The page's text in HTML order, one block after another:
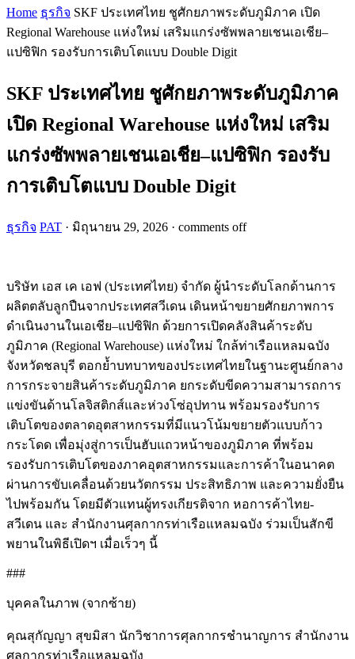
Home ธุรกิจ SKF ประเทศไทย ชูศักยภาพระดับภูมิภาค เปิด
Regional Warehouse แห่งใหม่ เสริมแกร่งซัพพลายเชนเอเชีย–
แปซิฟิก รองรับการเติบโตแบบ Double Digit
SKF ประเทศไทย ชูศักยภาพระดับภูมิภาค
เปิด Regional Warehouse แห่งใหม่ เสริม
แกร่งซัพพลายเชนเอเชีย–แปซิฟิก รองรับ
การเติบโตแบบ Double Digit
ธุรกิจ PAT · มิถุนายน 29, 2026 · comments off
บริษัท เอส เค เอฟ (ประเทศไทย) จำกัด ผู้นำระดับโลกด้านการ
ผลิตตลับลูกปืนจากประเทศสวีเดน เดินหน้าขยายศักยภาพการ
ดำเนินงานในเอเชีย–แปซิฟิก ด้วยการเปิดคลังสินค้าระดับ
ภูมิภาค (Regional Warehouse) แห่งใหม่ ใกล้ท่าเรือแหลมฉบัง
จังหวัดชลบุรี ตอกย้ำบทบาทของประเทศไทยในฐานะศูนย์กลาง
การกระจายสินค้าระดับภูมิภาค ยกระดับขีดความสามารถการ
แข่งขันด้านโลจิสติกส์และห่วงโซ่อุปทาน พร้อมรองรับการ
เติบโตของตลาดอุตสาหกรรมที่มีแนวโน้มขยายตัวแบบก้าว
กระโดด เพื่อมุ่งสู่การเป็นฮับแถวหน้าของภูมิภาค ที่พร้อม
รองรับการเติบโตของภาคอุตสาหกรรมและการค้าในอนาคต
ผ่านการขับเคลื่อนด้วยนวัตกรรม ประสิทธิภาพ และความยั่งยืน
ไปพร้อมกัน โดยมีตัวแทนผู้ทรงเกียรติจาก หอการค้าไทย-
สวีเดน และ สำนักงานศุลกากรท่าเรือแหลมฉบัง ร่วมเป็นสักขี
พยานในพิธีเปิดฯ เมื่อเร็วๆ นี้
###
บุคคลในภาพ (จากซ้าย)
คุณสุกัญญา สุขมิสา นักวิชาการศุลกากรชำนาญการ สำนักงาน
ศุลกากรท่าเรือแหลมฉบัง